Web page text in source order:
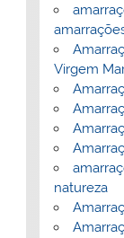
Virgem
natureza